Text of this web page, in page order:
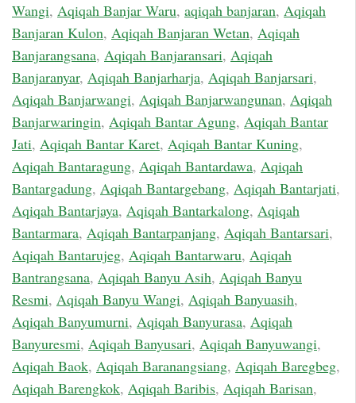
Wangi, Aqiqah Banjar Waru, aqiqah banjaran, Aqiqah
Banjaran Kulon, Aqiqah Banjaran Wetan, Aqiqah
Banjarangsana, Aqiqah Banjaransari, Aqiqah
Banjaranyar, Aqiqah Banjarharja, Aqiqah Banjarsari,
Aqiqah Banjarwangi, Aqiqah Banjarwangunan, Aqiqah
Banjarwaringin, Aqiqah Bantar Agung, Aqiqah Bantar
Jati, Aqiqah Bantar Karet, Aqiqah Bantar Kuning,
Aqiqah Bantaragung, Aqiqah Bantardawa, Aqiqah
Bantargadung, Aqiqah Bantargebang, Aqiqah Bantarjati,
Aqiqah Bantarjaya, Aqiqah Bantarkalong, Aqiqah
Bantarmara, Aqiqah Bantarpanjang, Aqiqah Bantarsari,
Aqiqah Bantarujeg, Aqiqah Bantarwaru, Aqiqah
Bantrangsana, Aqiqah Banyu Asih, Aqiqah Banyu
Resmi, Aqiqah Banyu Wangi, Aqiqah Banyuasih,
Aqiqah Banyumurni, Aqiqah Banyurasa, Aqiqah
Banyuresmi, Aqiqah Banyusari, Aqiqah Banyuwangi,
Aqiqah Baok, Aqiqah Baranangsiang, Aqiqah Baregbeg,
Aqiqah Barengkok, Aqiqah Baribis, Aqiqah Barisan,